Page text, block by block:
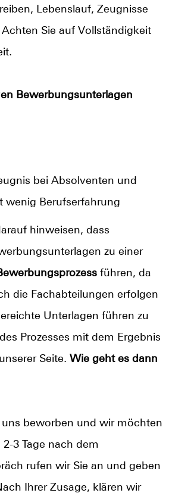
Lebenslauf, Zeugnisse
Sie auf Vollständigkeit
Bewerbungsunterlagen
bei Absolventen und
wenig Berufserfahrung
hinweisen, dass
zu einer
führen, da
die Fachabteilungen erfolgen
Unterlagen führen zu
Prozesses mit dem Ergebnis
Seite. Wie geht es dann
uns beworben und wir möchten
3 Tage nach dem
rufen wir Sie an und geben
Ihrer Zusage, klären wir